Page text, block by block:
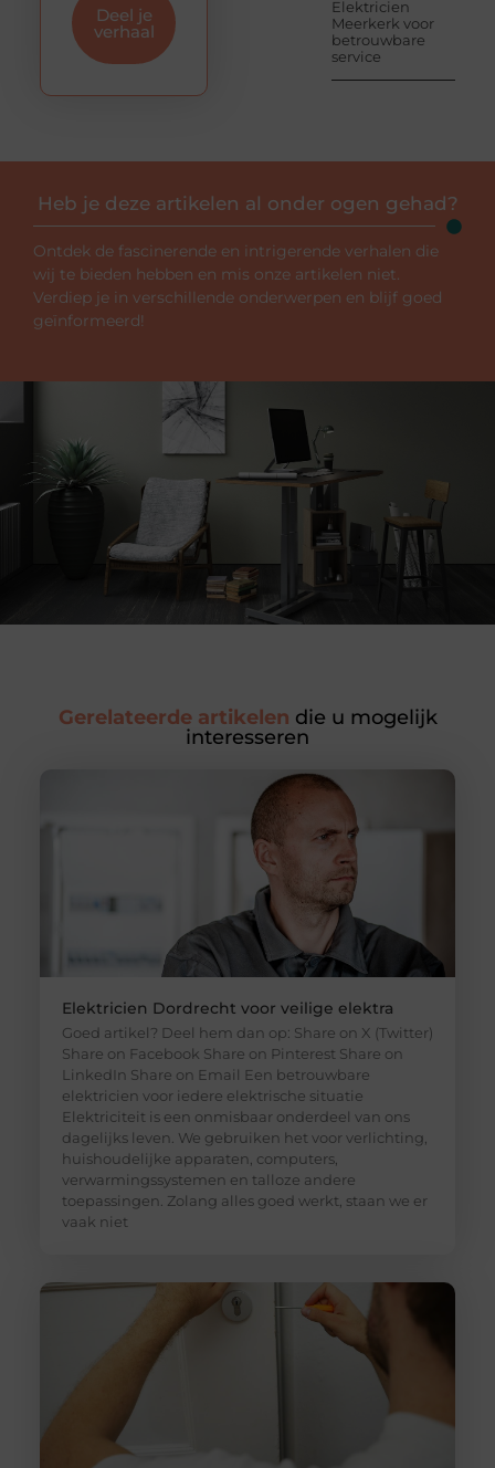
Elektricien
Meerkerk voor
betrouwbare
service
Deel je
verhaal
Heb je deze artikelen al onder ogen gehad?
Ontdek de fascinerende en intrigerende verhalen die
wij te bieden hebben en mis onze artikelen niet.
Verdiep je in verschillende onderwerpen en blijf goed
geïnformeerd!
Gerelateerde artikelen die u mogelijk
interesseren
Elektricien Dordrecht voor veilige elektra
Goed artikel? Deel hem dan op: Share on X (Twitter)
Share on Facebook Share on Pinterest Share on
LinkedIn Share on Email Een betrouwbare
elektricien voor iedere elektrische situatie
Elektriciteit is een onmisbaar onderdeel van ons
dagelijks leven. We gebruiken het voor verlichting,
huishoudelijke apparaten, computers,
verwarmingssystemen en talloze andere
toepassingen. Zolang alles goed werkt, staan we er
vaak niet